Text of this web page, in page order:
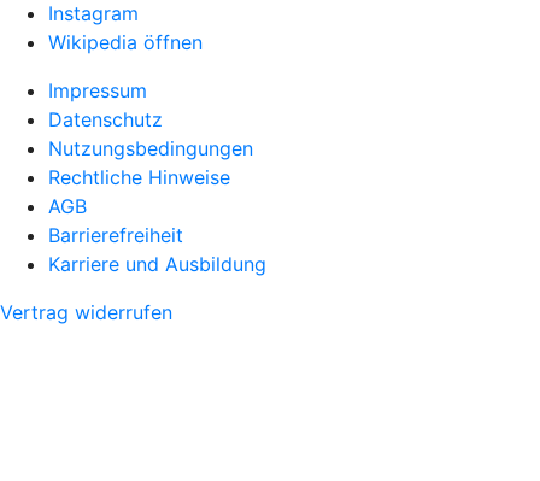
Instagram
Wikipedia öffnen
Impressum
Datenschutz
Nutzungsbedingungen
Rechtliche Hinweise
AGB
Barrierefreiheit
Karriere und Ausbildung
Vertrag widerrufen